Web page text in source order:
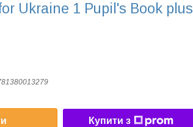
Ukraine 1 Pupil's Book plus
Купити з